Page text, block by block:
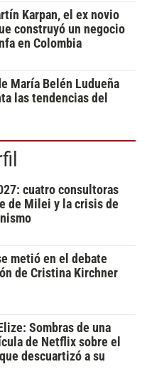
Karpan, el ex novio
construyó un negocio
en Colombia
María Belén Ludueña
las tendencias del
cuatro consultoras
de Milei y la crisis de
metió en el debate
de Cristina Kirchner
Sombras de una
de Netflix sobre el
descuartizó a su